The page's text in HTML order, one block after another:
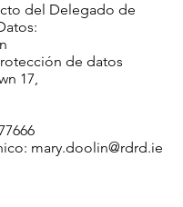
del Delegado de
de datos
17,
mary.doolin@rdrd.ie